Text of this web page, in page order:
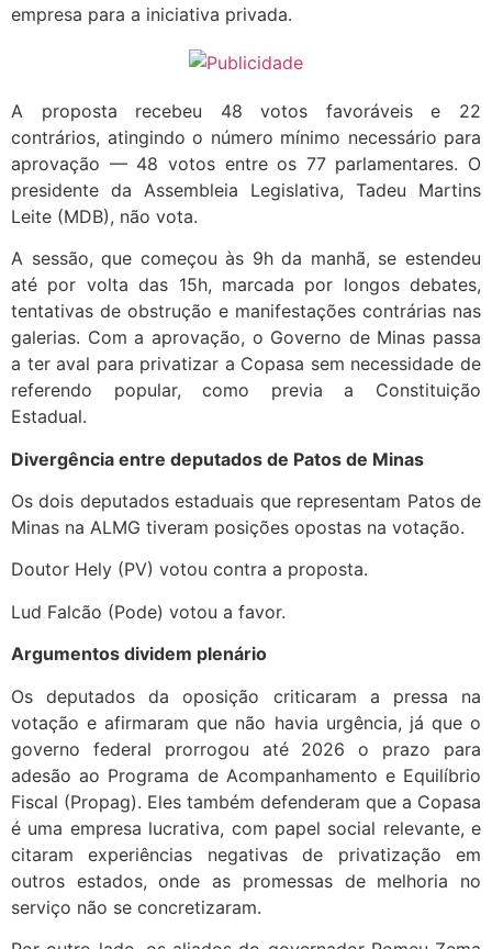
empresa para a iniciativa privada.
A proposta recebeu 48 votos favoráveis e 22
contrários, atingindo o número mínimo necessário para
aprovação — 48 votos entre os 77 parlamentares. O
presidente da Assembleia Legislativa, Tadeu Martins
Leite (MDB), não vota.
A sessão, que começou às 9h da manhã, se estendeu
até por volta das 15h, marcada por longos debates,
tentativas de obstrução e manifestações contrárias nas
galerias. Com a aprovação, o Governo de Minas passa
a ter aval para privatizar a Copasa sem necessidade de
referendo popular, como previa a Constituição
Estadual.
Divergência entre deputados de Patos de Minas
Os dois deputados estaduais que representam Patos de
Minas na ALMG tiveram posições opostas na votação.
Doutor Hely (PV) votou contra a proposta.
Lud Falcão (Pode) votou a favor.
Argumentos dividem plenário
Os deputados da oposição criticaram a pressa na
votação e afirmaram que não havia urgência, já que o
governo federal prorrogou até 2026 o prazo para
adesão ao Programa de Acompanhamento e Equilíbrio
Fiscal (Propag). Eles também defenderam que a Copasa
é uma empresa lucrativa, com papel social relevante, e
citaram experiências negativas de privatização em
outros estados, onde as promessas de melhoria no
serviço não se concretizaram.